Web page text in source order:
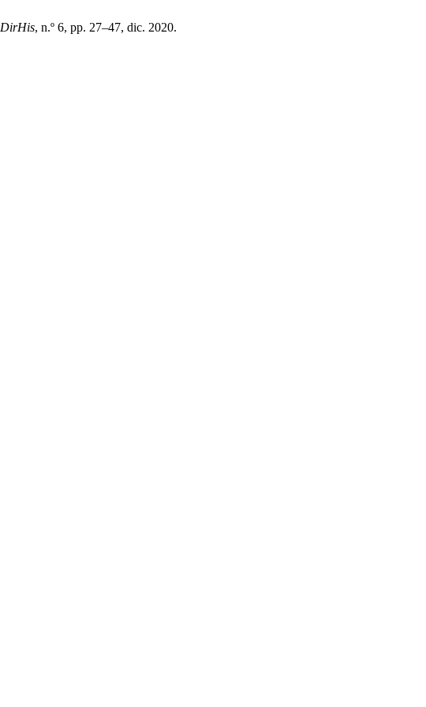
DirHis, n.º 6, pp. 27–47, dic. 2020.